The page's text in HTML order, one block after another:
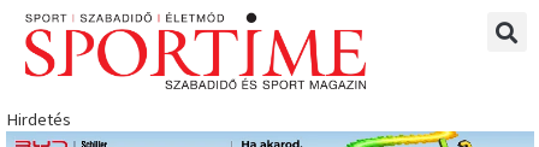
Skip
content
Hirdetés